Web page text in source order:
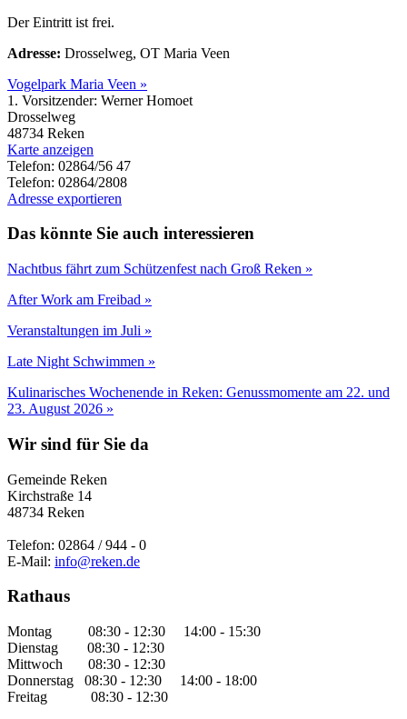
Der Eintritt ist frei.
Adresse: Drosselweg, OT Maria Veen
Vogelpark Maria Veen »
1. Vorsitzender: Werner Homoet
Drosselweg
48734 Reken
Karte anzeigen
Telefon: 02864/56 47
Telefon: 02864/2808
Adresse exportieren
Das könnte Sie auch interessieren
Nachtbus fährt zum Schützenfest nach Groß Reken »
After Work am Freibad »
Veranstaltungen im Juli »
Late Night Schwimmen »
Kulinarisches Wochenende in Reken: Genussmomente am 22. und
23. August 2026 »
Wir sind für Sie da
Gemeinde Reken
Kirchstraße 14
48734 Reken
Telefon: 02864 / 944 - 0
E-Mail: info@reken.de
Rathaus
Montag 08:30 - 12:30 14:00 - 15:30
Dienstag 08:30 - 12:30
Mittwoch 08:30 - 12:30
Donnerstag 08:30 - 12:30 14:00 - 18:00
Freitag 08:30 - 12:30